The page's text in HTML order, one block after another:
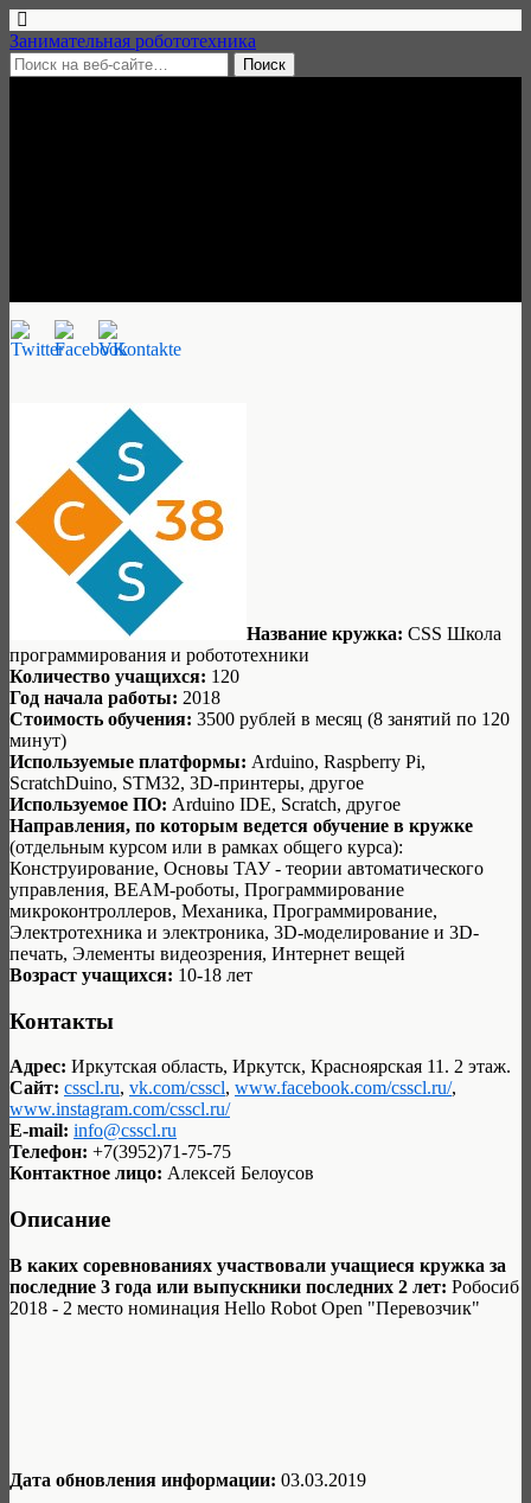
Занимательная робототехника
Название кружка: CSS Школа
программирования и робототехники
Количество учащихся: 120
Год начала работы: 2018
Стоимость обучения: 3500 рублей в месяц (8 занятий по 120
минут)
Используемые платформы: Arduino, Raspberry Pi,
ScratchDuino, STM32, 3D-принтеры, другое
Используемое ПО: Arduino IDE, Scratch, другое
Направления, по которым ведется обучение в кружке
(отдельным курсом или в рамках общего курса):
Конструирование, Основы ТАУ - теории автоматического
управления, BEAM-роботы, Программирование
микроконтроллеров, Механика, Программирование,
Электротехника и электроника, 3D-моделирование и 3D-
печать, Элементы видеозрения, Интернет вещей
Возраст учащихся: 10-18 лет
Контакты
Адрес: Иркутская область, Иркутск, Красноярская 11. 2 этаж.
Сайт: csscl.ru, vk.com/csscl, www.facebook.com/csscl.ru/,
www.instagram.com/csscl.ru/
E-mail: info@csscl.ru
Телефон: +7(3952)71-75-75
Контактное лицо: Алексей Белоусов
Описание
В каких соревнованиях участвовали учащиеся кружка за
последние 3 года или выпускники последних 2 лет: Робосиб
2018 - 2 место номинация Hello Robot Open "Перевозчик"
Дата обновления информации: 03.03.2019